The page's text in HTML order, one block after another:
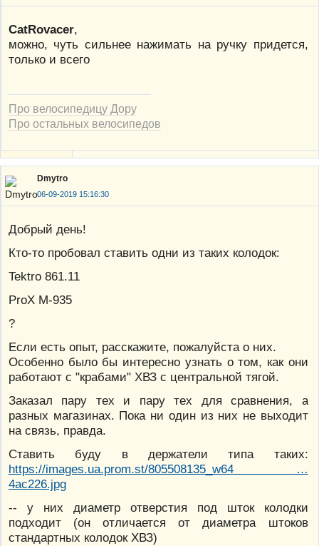
CatRovacer,
можно, чуть сильнее нажимать на ручку придется,
только и всего
Про велосипедицу Дору
Про остальных велосипедов
Dmytro
06-09-2019 15:16:30
Добрый день!
Кто-то пробовал ставить одни из таких колодок:
Tektro 861.11
ProX M-935
?
Если есть опыт, расскажите, пожалуйста о них.
Особенно было бы интересно узнать о том, как они
работают с "крабами" ХВЗ с центральной тягой.
Заказал пару тех и пару тех для сравнения, а
разных магазинах. Пока ни один из них не выходит
на связь, правда.
Ставить буду в держатели типа таких:
https://images.ua.prom.st/805508135_w64 …
4ac226.jpg
-- у них диаметр отверстия под шток колодки
подходит (он отличается от диаметра штоков
стандартных колодок ХВЗ)